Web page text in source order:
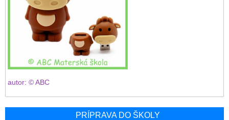
autor: © ABC
PRÍPRAVA DO ŠKOLY